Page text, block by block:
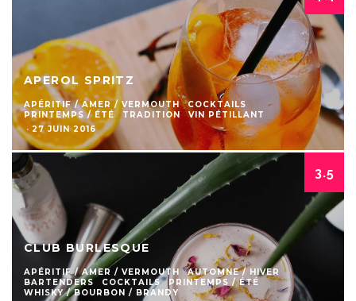
APEROL SPRITZ
APÉRITIF / AMER / VERMOUTH
COCKTAILS
PRINTEMPS / ÉTÉ
TRADITION
VIN PÉTILLANT
· 27 JUIN 2016
3.5
CLUB BURLESQUE
APÉRITIF / AMER / VERMOUTH
AUTOMNE / HIVER
BARTENDERS
COCKTAILS
PRINTEMPS / ÉTÉ
WHISKY / BOURBON / BRANDY